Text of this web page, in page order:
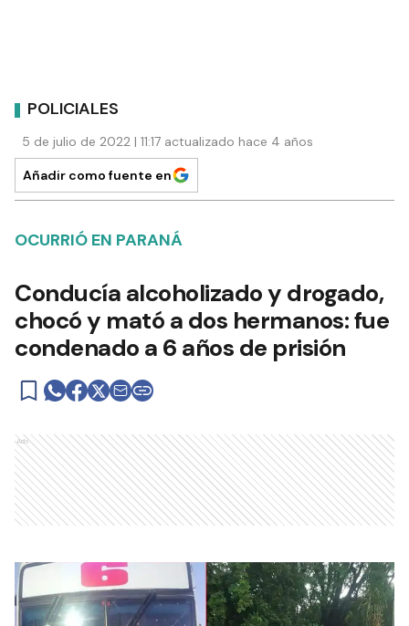
POLICIALES
5 de julio de 2022 | 11:17 actualizado hace 4 años
Añadir como fuente en
OCURRIÓ EN PARANÁ
Conducía alcoholizado y drogado,
chocó y mató a dos hermanos: fue
condenado a 6 años de prisión
Ads